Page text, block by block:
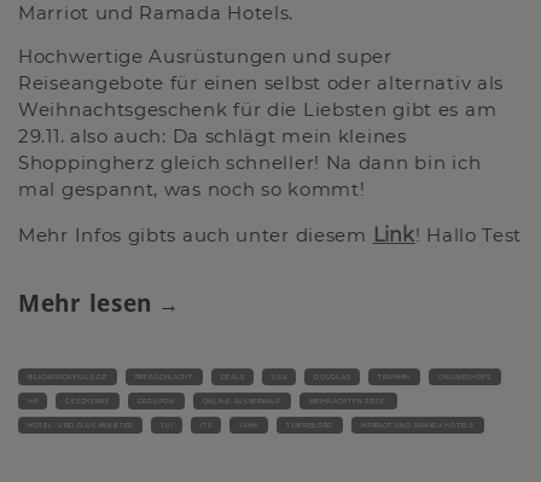
Marriot und Ramada Hotels.
Hochwertige Ausrüstungen und super
Reiseangebote für einen selbst oder alternativ als
Weihnachtsgeschenk für die Liebsten gibt es am
29.11. also auch: Da schlägt mein kleines
Shoppingherz gleich schneller! Na dann bin ich
mal gespannt, was noch so kommt!
Mehr Infos gibts auch unter diesem Link! Hallo Test
Mehr lesen
BLACKFRIDAYSALE.DE PREISSCHLACHT DEALS USA DOUGLAS TRIUMPH ONLINESHOPS
HP GESCHENKE GROUPON ONLINE-AUSVERKAUF WEIHNACHTEN REISE-
HOTEL- UND FLUGANBIETER TUI ITS JAHN TJAEREBORG MARRIOT UND RAMADA HOTELS